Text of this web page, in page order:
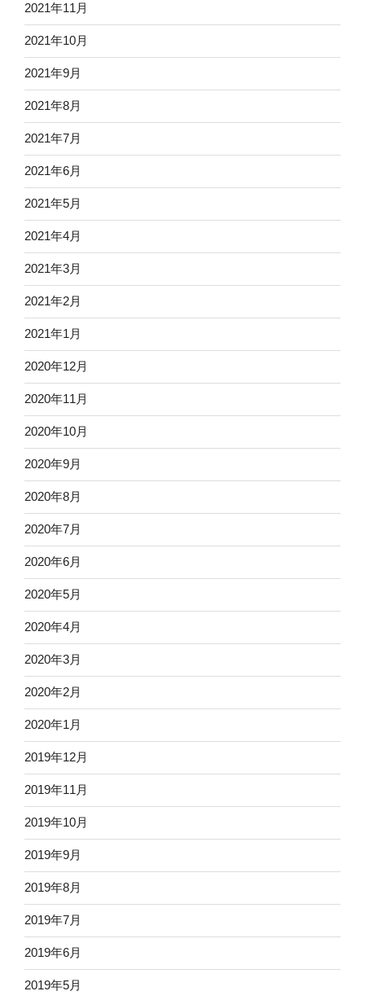
2021年11月
2021年10月
2021年9月
2021年8月
2021年7月
2021年6月
2021年5月
2021年4月
2021年3月
2021年2月
2021年1月
2020年12月
2020年11月
2020年10月
2020年9月
2020年8月
2020年7月
2020年6月
2020年5月
2020年4月
2020年3月
2020年2月
2020年1月
2019年12月
2019年11月
2019年10月
2019年9月
2019年8月
2019年7月
2019年6月
2019年5月